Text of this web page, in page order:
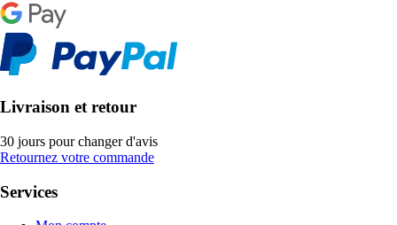
Livraison et retour
30 jours pour changer d'avis
Retournez votre commande
Services